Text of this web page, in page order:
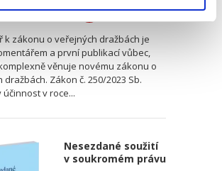
k zákonu o veřejných dražbách je
a první publikací vůbec,
věnuje novému zákonu o
dražbách. Zákon č. 250/2023 Sb.
v roce...
Nesezdané soužití
v soukromém právu